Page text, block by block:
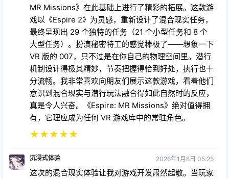
MR Missions》在此基础上进行了精彩的拓展。这款游
戏以《Espire 2》为灵感，重新设计了混合现实任务，
最终呈现出 29 个独特的任务（21 个小型任务和 8 个
大型任务）。扮演秘密特工的感觉棒极了——想象一下
VR 版的 007，只不过是在你自己的物理空间里。潜行
机制设计得极其精妙，节奏把握得恰到好处，执行也十
分流畅。我非常喜欢向朋友们展示这款游戏，看着他们
意识到混合现实与潜行玩法融合得如此自然时的反应，
真是令人兴奋。《Espire: MR Missions》绝对值得拥
有，它理应成为任何 VR 游戏库中的常驻角色。
★★★★★
沉浸式体验 2026年1月8日 05:25
这次的混合现实体验让我对游戏开发肃然起敬。当玩家